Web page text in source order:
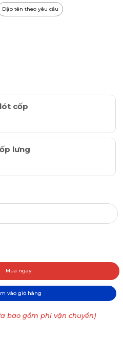
Dập tên theo yêu cầu
cốp
lưng
Mua ngay
vào giỏ hàng
bao gồm phí vận chuyển)